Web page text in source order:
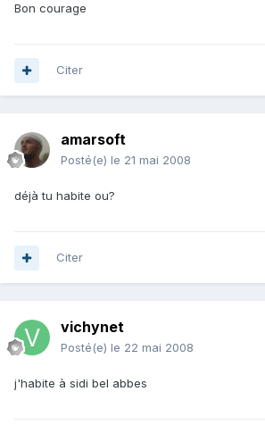
Bon courage
Citer
amarsoft
Posté(e) le 21 mai 2008
déjà tu habite ou?
Citer
vichynet
Posté(e) le 22 mai 2008
j'habite à sidi bel abbes